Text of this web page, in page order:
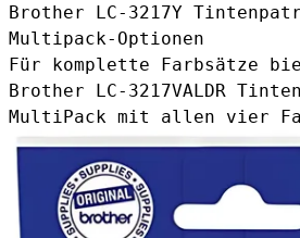
Brother LC-3217Y
Multipack-Optionen
Für komplette Farbsätze
Brother LC-3217VALDR
MultiPack mit allen vier